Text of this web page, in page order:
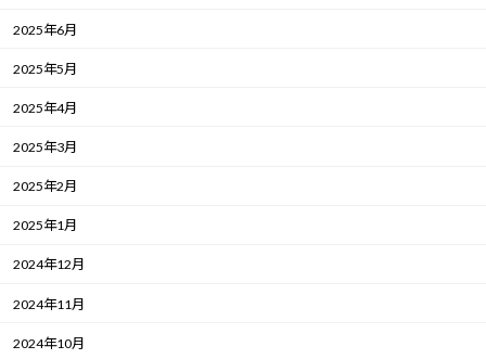
2025年6月
2025年5月
2025年4月
2025年3月
2025年2月
2025年1月
2024年12月
2024年11月
2024年10月